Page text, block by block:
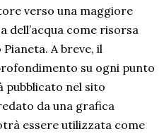
verso una maggiore
dell’acqua come risorsa
A breve, il
su ogni punto
pubblicato nel sito
da una grafica
essere utilizzata come